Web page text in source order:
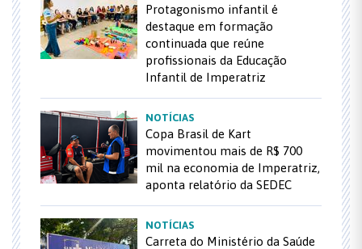
Protagonismo infantil é
destaque em formação
continuada que reúne
profissionais da Educação
Infantil de Imperatriz
NOTÍCIAS
Copa Brasil de Kart
movimentou mais de R$ 700
mil na economia de Imperatriz,
aponta relatório da SEDEC
NOTÍCIAS
Carreta do Ministério da Saúde